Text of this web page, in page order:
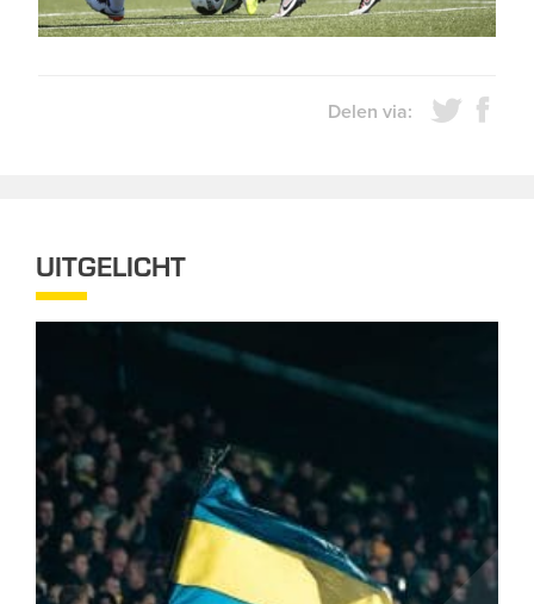
Delen via:
UITGELICHT